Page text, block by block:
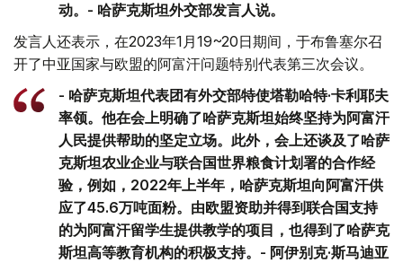
动。- 哈萨克斯坦外交部发言人说。
发言人还表示，在2023年1月19~20日期间，于布鲁塞尔召
开了中亚国家与欧盟的阿富汗问题特别代表第三次会议。
- 哈萨克斯坦代表团有外交部特使塔勒哈特·卡利耶夫
率领。他在会上明确了哈萨克斯坦始终坚持为阿富汗
人民提供帮助的坚定立场。此外，会上还谈及了哈萨
克斯坦农业企业与联合国世界粮食计划署的合作经
验，例如，2022年上半年，哈萨克斯坦向阿富汗供
应了45.6万吨面粉。由欧盟资助并得到联合国支持
的为阿富汗留学生提供教学的项目，也得到了哈萨克
斯坦高等教育机构的积极支持。- 阿伊别克·斯马迪亚